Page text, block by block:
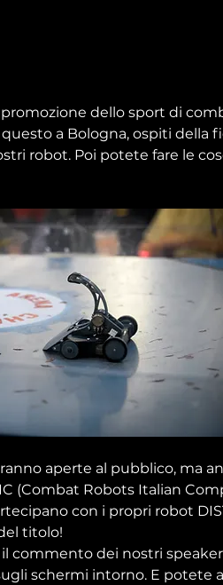
dello sport di
a Bologna, ospiti della
robot. Poi potete fare le
aperte al pubblico, ma
(Combat Robots Italian
con i propri robot
titolo!
commento dei nostri
schermi intorno. E potete